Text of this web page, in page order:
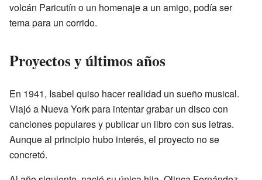
volcán Paricutín o un homenaje a un amigo, podía ser
tema para un corrido.
Proyectos y últimos años
En 1941, Isabel quiso hacer realidad un sueño musical.
Viajó a Nueva York para intentar grabar un disco con
canciones populares y publicar un libro con sus letras.
Aunque al principio hubo interés, el proyecto no se
concretó.